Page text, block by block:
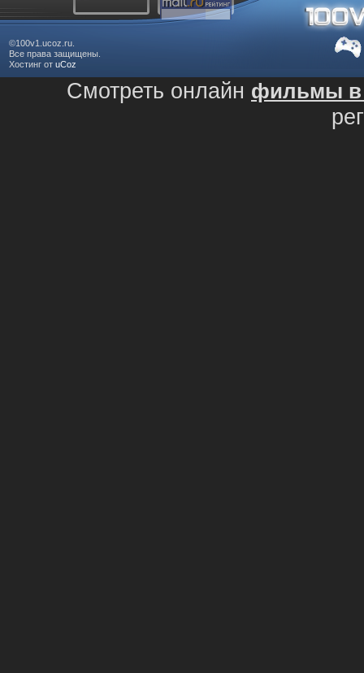
©100v1.ucoz.ru.
Все права защищены.
Хостинг от uCoz
Смотреть онлайн фильмы в